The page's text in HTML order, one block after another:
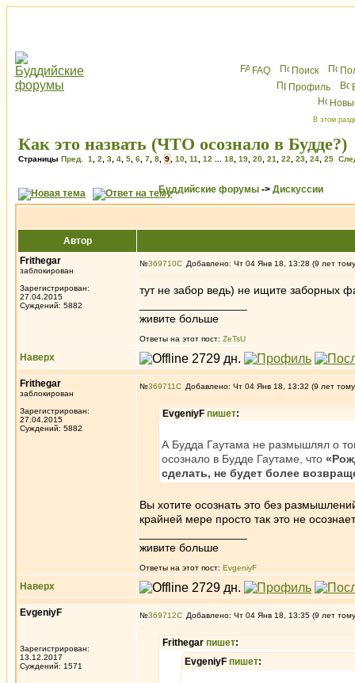
FAQ Поиск
Профиль
В этом
Как это назвать (ЧТО осознало в Будде?)
Страницы Пред. 1 2 3 4 5 6 7 8 9 10 11 12 18 19 20 21 22 23 24 25
Буддийские форумы -> Дискуссии
Автор
Frithegar
заблокирован
Зарегистрирован:
27.04.2015
Суждений: 5882
№369710 Добавлено: Чт 04 Янв 18, 13:28 (9 лет
тут не забор ведь) не ищите заборных
живите больше
Ответы на этот пост: ZeTsU
Наверх
Frithegar
заблокирован
Зарегистрирован:
27.04.2015
Суждений: 5882
№369711 Добавлено: Чт 04 Янв 18, 13:32 (9 лет
EvgeniyF пишет:
А Будда Гаутама не размышлял о
осознало в Будде Гаутаме, что
сделать, не будет более
Вы хотите осознать это без
крайней мере просто так это не
живите больше
Ответы на этот пост: EvgeniyF
Наверх
EvgeniyF
Зарегистрирован:
13.12.2017
Суждений: 1571
№369712 Добавлено: Чт 04 Янв 18, 13:35 (9 лет
Frithegar пишет:
EvgeniyF пишет: